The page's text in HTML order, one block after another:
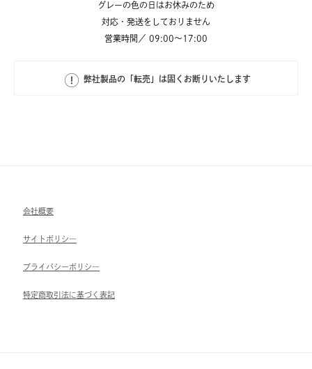
グレーの色の日はお休みのため
対応・発送をしておりません
営業時間／ 09:00～17:00
弊社製品の「転売」は固くお断りいたします
会社概要
サイトポリシ―
ブライパシーポリシ―
特定商取引法に基づく表記